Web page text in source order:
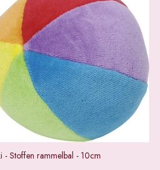
- Stoffen rammelbal - 10cm